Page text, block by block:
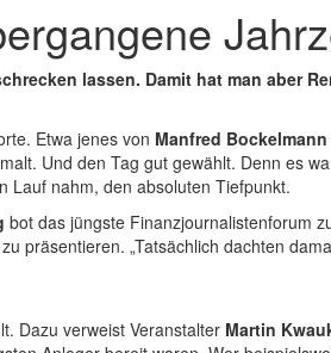
lassen. Damit hat man aber
Etwa jenes von Manfred Bockelmann
Und den Tag gut gewählt. Denn es
Lauf nahm, den absoluten Tiefpunkt.
bot das jüngste Finanzjournalistenforum
präsentieren. „Tatsächlich dachten
Dazu verweist Veranstalter Martin